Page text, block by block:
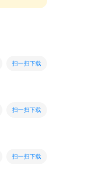
扫一扫下载
扫一扫下载
扫一扫下载